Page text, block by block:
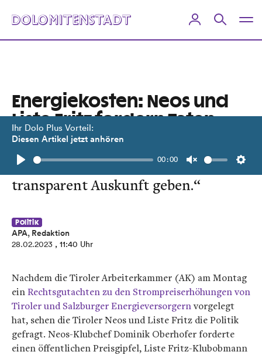
Ihr Dolo Plus Vorteil:
Diesen Artikel jetzt anhören
Play
00:00
Unmute
Energiekosten: Neos und
Liste Fritz fordern Taten
Oberhofer: „Sie müssen sich der
Öffentlichkeit stellen und
transparent Auskunft geben.“
Politik
APA, Redaktion
28.02.2023 , 11:40 Uhr
Nachdem die Tiroler Arbeiterkammer (AK) am Montag
einRechtsgutachten zu den Strompreiserhöhungen von
Tiroler und Salzburger Energieversorgernvorgelegt
hat, sehen die Tiroler Neos und Liste Fritz die Politik
gefragt. Neos-Klubchef Dominik Oberhofer forderte
einen öffentlichen Preisgipfel, Liste Fritz-Klubobmann